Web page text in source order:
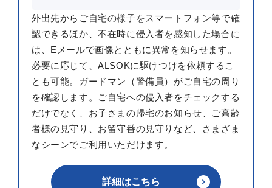
外出先からご自宅の様子をスマートフォン等で確
認できるほか、不在時に侵入者を感知した場合に
は、Eメールで画像とともに異常を知らせます。
必要に応じて、ALSOKに駆けつけを依頼するこ
とも可能。ガードマン（警備員）がご自宅の周り
を確認します。ご自宅への侵入者をチェックする
だけでなく、お子さまの帰宅のお知らせ、ご高齢
者様の見守り、お留守番の見守りなど、さまざま
なシーンでご利用いただけます。
詳細はこちら